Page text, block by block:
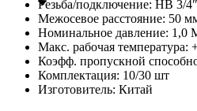
Резьба/подключение: НВ 3/
Межосевое расстояние: 50
Номинальное давление: 1,0
Макс. рабочая температура:
Коэфф. пропускной
Комплектация: 10/30 шт
Изготовитель: Китай